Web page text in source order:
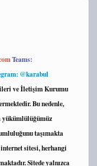
Teams:
@karabul
ve İletişim Kurumu
Bu nedenle,
yükümlülüğümüz
taşımakta
sitesi, herhangi
Sitede yalnızca